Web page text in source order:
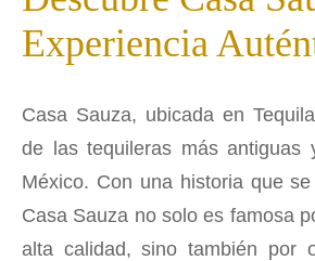
Experiencia
Casa Sauza, ubicada en
de las tequileras más antiguas
México. Con una historia que
Casa Sauza no solo es famosa
alta calidad, sino también por